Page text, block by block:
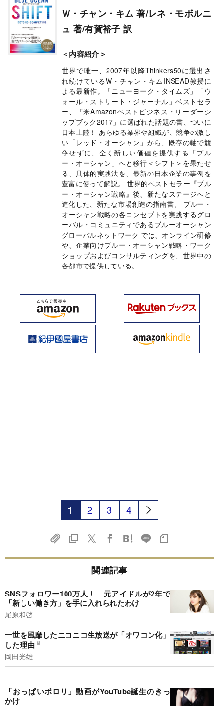
Ｗ・チャン・キム 著/レネ・モボルニ
ュ 著/有賀裕子 訳
＜内容紹介＞
世界で唯一、2007年以降Thinkers50に選出さ
れ続けているW・チャン・キムINSEAD教授に
よる最新作。「ニューヨーク・タイムズ」「ウ
ォール・ストリート・ジャーナル」ベストセラ
ー、「米Amazonベストビジネス・リーダーシ
ップブック2017」に選ばれた話題の書、ついに
日本上陸！ あらゆる業界や組織が、競争の激し
い「レッド・オーシャン」から、既存の軸で競
争せずに、全く新しい価値を提供する「ブル
ー・オーシャン」へと移行＜シフト＞を果たせ
る、具体的実践法を、最新の日本企業の事例を
豊富に使って解説。 世界的ベストセラー『ブル
ー・オーシャン戦略』後、新たなステージへと
進化した、新たな市場創造の指南書。 ブルー・
オーシャン戦略の各コンセプトを実践するグロ
ーバル・コミュニティであるブルーオーシャン
グローバルネットワーク では、オンライン研修
や、企業向けブルー・オーシャン戦略・ワーク
ショップおよびコンサルティングを、世界中の
各都市で提供している。
1 2 3 4
関連記事
SNSフォロワー100万人！ 元アイドルが2年で
「新しい働き方」を手に入れられたわけ
尾原和啓
一世を風靡したニコニコ生放送が「オワコン化」
した理由
岡田光雄
「おっぱいポロリ」動画がYouTube誕生のきっ
かけ